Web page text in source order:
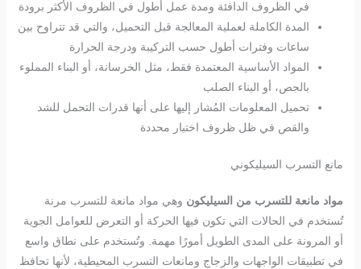
في الظروف الدافئة ومدة عمل أطول في الظروف الأكثر برودة
المدة الكاملة لعملية المعالجة قبل التحميل، والتي قد تتراوح بين
ساعات وفترات أطول حسب التركيبة ودرجة الحرارة
المواد الأساسية المعتمدة فقط، مثل الخرسانة، أو البناء المملوء
بالجص، أو البناء الصلب
تحميل المعلومات المُشار إليها على أنها قدرات التحمل للشد
والقص في ظل ظروف اختبار محددة
مانع التسرب السيليكوني
مواد مانعة للتسرب من السيليكون وهي مواد مانعة للتسرب مرنة
تُستخدم في الحالات التي تكون فيها الحركة أو التعرض للعوامل الجوية
أو المرونة على المدى الطويل أمورًا مهمة. وتُستخدم على نطاق واسع
في تطبيقات الواجهات والزجاج ومانعات التسرب المحيطية، لأنها تحافظ